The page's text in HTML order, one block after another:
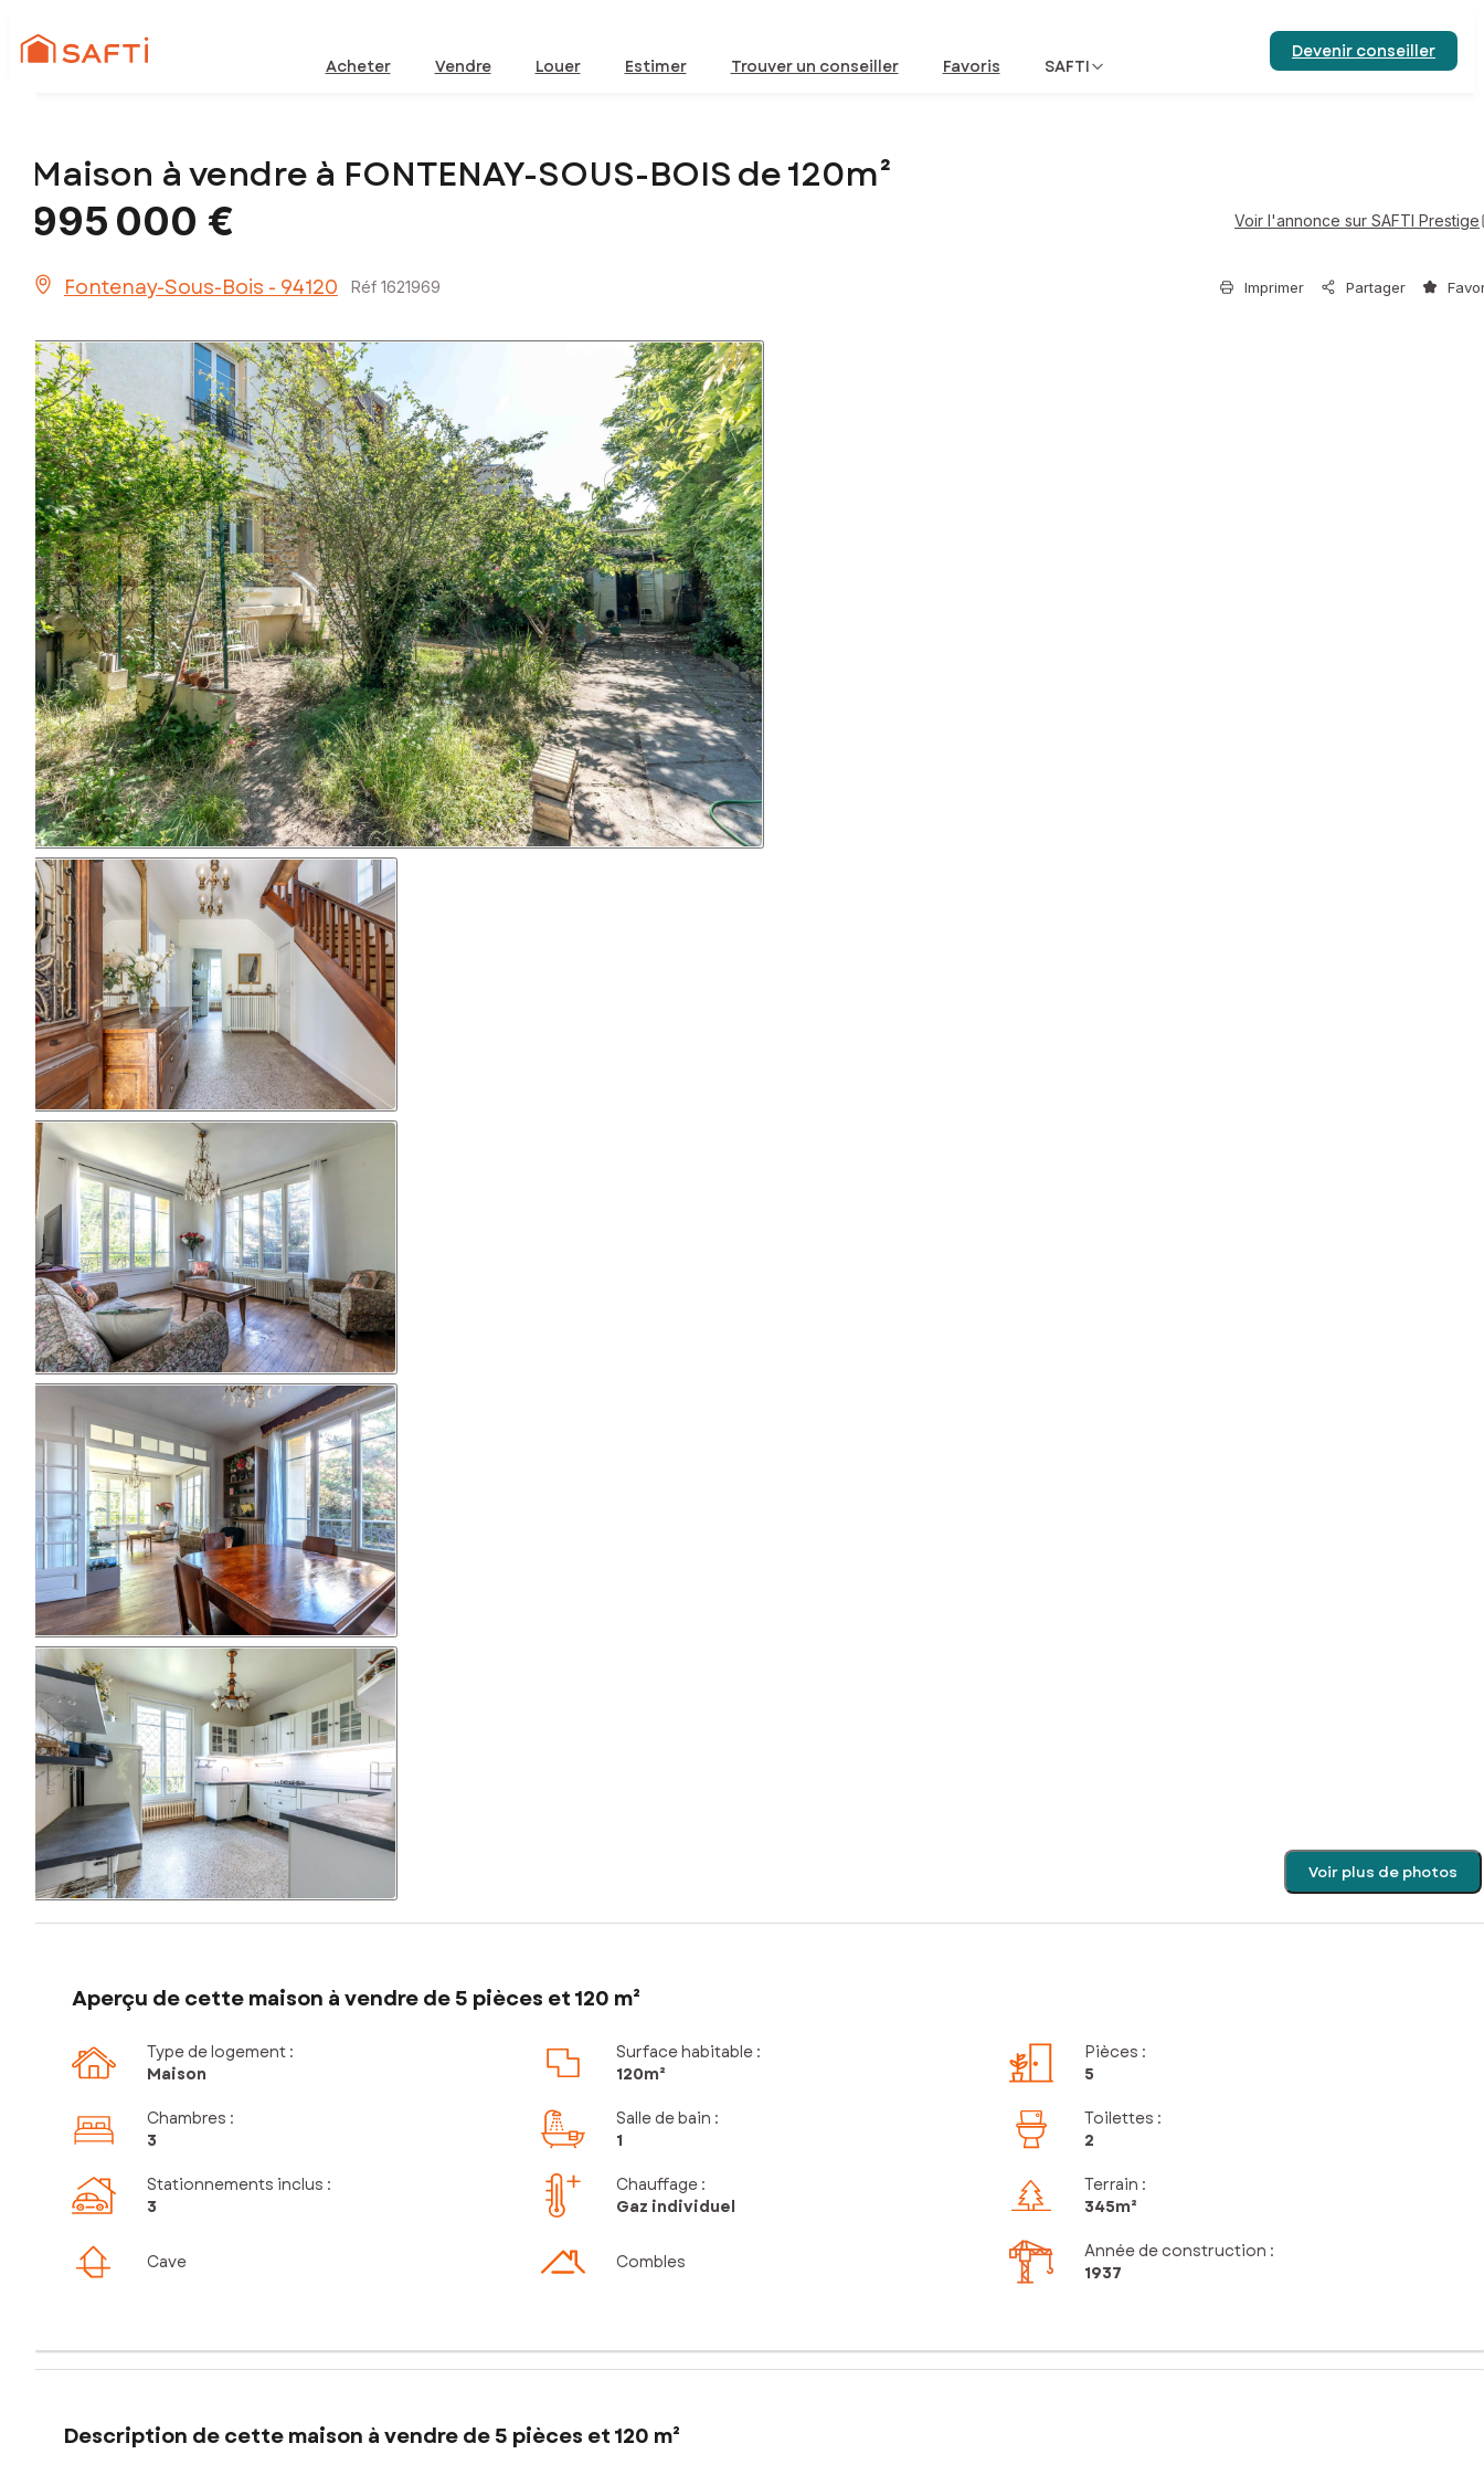
Acheter Vendre Louer Estimer Trouver un conseiller Favoris SAFTI
Devenir conseiller
Maison à vendre à FONTENAY-SOUS-BOIS de 120m²
995 000 € Voir l'annonce sur SAFTI Prestige
Fontenay-Sous-Bois - 94120 Réf 1621969 Imprimer Partager
Voir plus de photos
Aperçu de cette maison à vendre de 5 pièces et 120 m²
Type de logement :
Maison
Surface habitable :
120m²
Pièces :
5
Chambres :
3
Salle de bain :
1
Toilettes :
2
Stationnements inclus :
3
Chauffage :
Gaz individuel
Terrain :
345m²
Cave Combles
Année de construction :
1937
Description de cette maison à vendre de 5 pièces et 120 m²